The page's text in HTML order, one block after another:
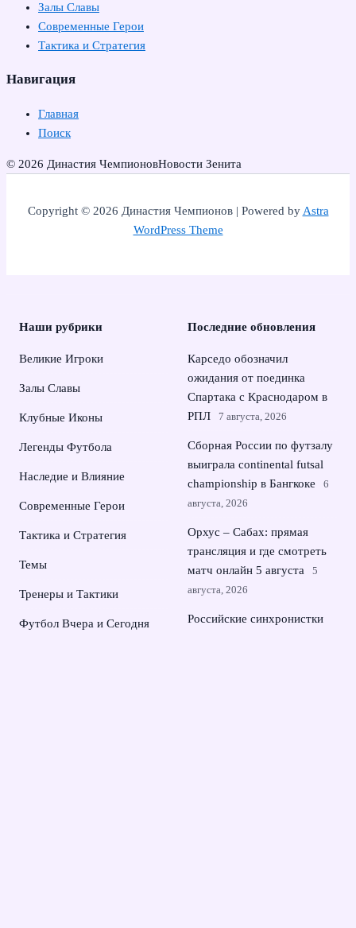
Залы Славы
Современные Герои
Тактика и Стратегия
Навигация
Главная
Поиск
© 2026 Династия ЧемпионовНовости Зенита
Copyright © 2026 Династия Чемпионов | Powered byAstra
WordPress Theme
Наши рубрики
Великие Игроки
Залы Славы
Клубные Иконы
Легенды Футбола
Наследие и Влияние
Современные Герои
Тактика и Стратегия
Темы
Тренеры и Тактики
Футбол Вчера и Сегодня
Последние обновления
Карседо обозначил
ожидания от поединка
Спартака с Краснодаром в
РПЛ
7 августа, 2026
Сборная России по футзалу
выиграла continental futsal
championship в Бангкоке
6
августа, 2026
Орхус – Сабах: прямая
трансляция и где смотреть
матч онлайн 5 августа
5
августа, 2026
Российские синхронистки